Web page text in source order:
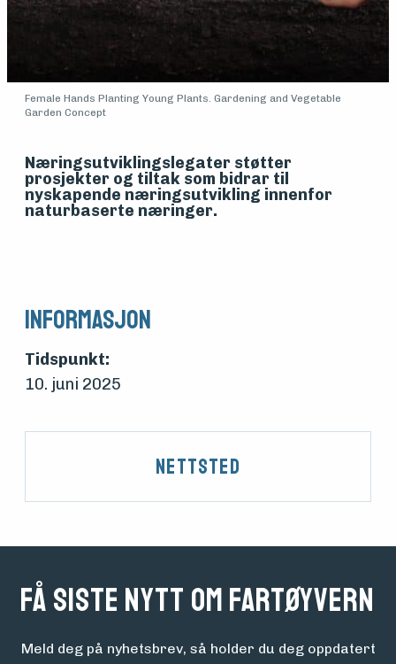
om
midler
Vern,
vedlikehold
Om
foreningen
Aktuelt
Female Hands Planting Young Plants. Gardening and Vegetable
Garden Concept
Næringsutviklingslegater støtter
prosjekter og tiltak som bidrar til
nyskapende næringsutvikling innenfor
naturbaserte næringer.
Informasjon
Tidspunkt:
10. juni 2025
Nettsted
Få siste nytt om fartøyvern
Meld deg på nyhetsbrev, så holder du deg oppdatert